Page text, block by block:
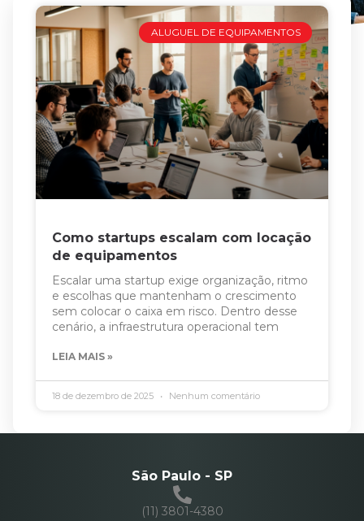
ALUGUEL DE EQUIPAMENTOS
Como startups escalam com locação
de equipamentos
Escalar uma startup exige organização, ritmo
e escolhas que mantenham o crescimento
sem colocar o caixa em risco. Dentro desse
cenário, a infraestrutura operacional tem
LEIA MAIS »
18 de dezembro de 2025 Nenhum comentário
São Paulo - SP
(11) 3801-4380